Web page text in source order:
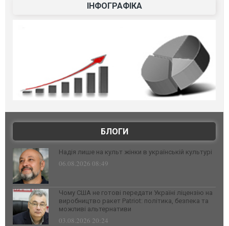
ІНФОГРАФІКА
БЛОГИ
Надія лише на культ жінки в українській культурі
06.08.2026 08:49
Чому США не готові передати Україні ліцензію на
виробництво ракет Patriot: політика, безпека та
можливі альтернативи
03.08.2026 20:24